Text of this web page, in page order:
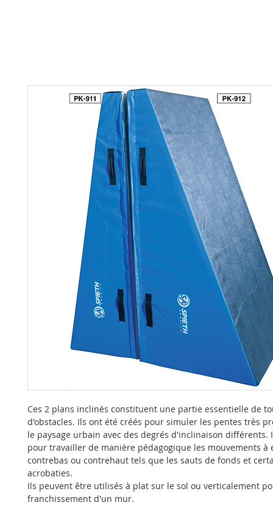
Ces 2 plans inclinés constituent une partie essentielle de
d'obstacles. Ils ont été créés pour simuler les pentes très
le paysage urbain avec des degrés d'inclinaison différents.
pour travailler de manière pédagogique les mouvements à
contrebas ou contrehaut tels que les sauts de fonds et
acrobaties.
Ils peuvent être utilisés à plat sur le sol ou verticalement
franchissement d'un mur.